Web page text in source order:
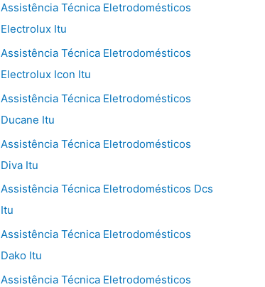
Assistência Técnica Eletrodomésticos
Electrolux Itu
Assistência Técnica Eletrodomésticos
Electrolux Icon Itu
Assistência Técnica Eletrodomésticos
Ducane Itu
Assistência Técnica Eletrodomésticos
Diva Itu
Assistência Técnica Eletrodomésticos Dcs
Itu
Assistência Técnica Eletrodomésticos
Dako Itu
Assistência Técnica Eletrodomésticos